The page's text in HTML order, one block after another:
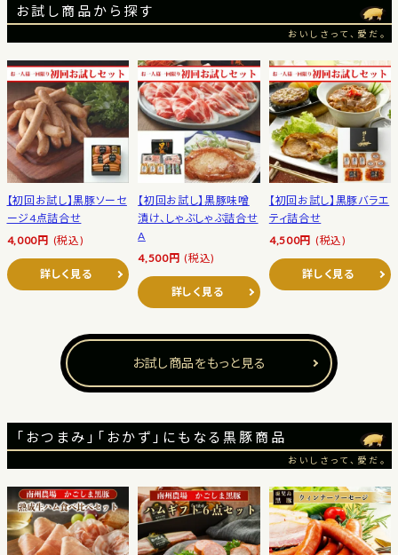
お試し商品から探す
おいしさって、愛だ。
【初回お試し】黒豚ソーセ
ージ4点詰合せ
4,000円 (税込)
詳しく見る
【初回お試し】黒豚味噌
漬け、しゃぶしゃぶ詰合せ
A
4,500円 (税込)
詳しく見る
【初回お試し】黒豚バラエ
ティ詰合せ
4,500円 (税込)
詳しく見る
お試し商品をもっと見る
「おつまみ」「おかず」にもなる黒豚商品
おいしさって、愛だ。